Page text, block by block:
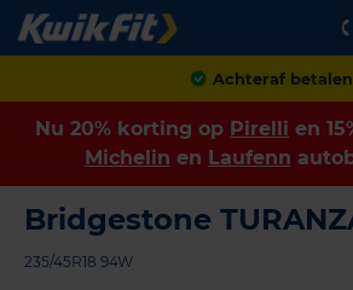
Achteraf betalen
Nu 20% korting op Pirelli en
Michelin en Laufenn
Bridgestone
235/45R18 94W